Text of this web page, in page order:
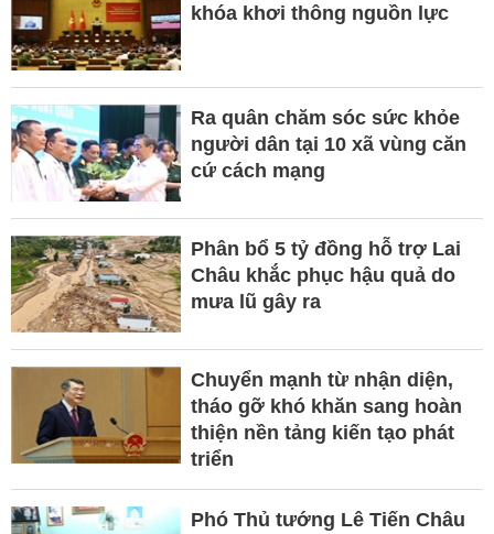
khóa khơi thông nguồn lực
Ra quân chăm sóc sức khỏe
người dân tại 10 xã vùng căn
cứ cách mạng
Phân bổ 5 tỷ đồng hỗ trợ Lai
Châu khắc phục hậu quả do
mưa lũ gây ra
Chuyển mạnh từ nhận diện,
tháo gỡ khó khăn sang hoàn
thiện nền tảng kiến tạo phát
triển
Phó Thủ tướng Lê Tiến Châu